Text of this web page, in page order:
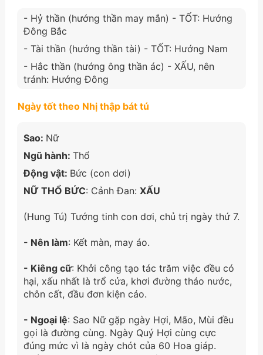
- Hỷ thần (hướng thần may mắn) - TỐT: Hướng
Đông Bắc
- Tài thần (hướng thần tài) - TỐT: Hướng Nam
- Hắc thần (hướng ông thần ác) - XẤU, nên
tránh: Hướng Đông
Ngày tốt theo Nhị thập bát tú
Sao: Nữ
Ngũ hành: Thổ
Động vật: Bức (con dơi)
NỮ THỔ BỨC: Cảnh Đan: XẤU
(Hung Tú) Tướng tinh con dơi, chủ trị ngày thứ 7.
- Nên làm: Kết màn, may áo.
- Kiêng cữ: Khởi công tạo tác trăm việc đều có
hại, xấu nhất là trổ cửa, khơi đường tháo nước,
chôn cất, đầu đơn kiện cáo.
- Ngoại lệ: Sao Nữ gặp ngày Hợi, Mão, Mùi đều
gọi là đường cùng. Ngày Quý Hợi cùng cực
đúng mức vì là ngày chót của 60 Hoa giáp.